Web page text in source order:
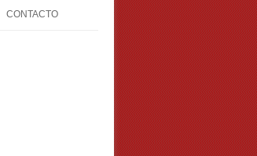
CONTACTO